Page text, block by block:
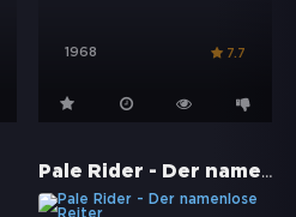
1968 7.7
Pale Rider - Der namenlose Reiter